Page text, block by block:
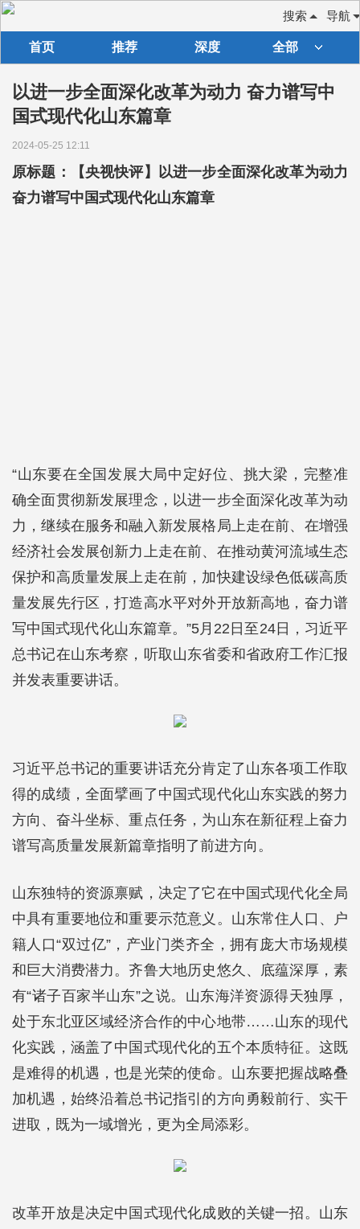
导航
搜索
首页 推荐 深度 全部
以进一步全面深化改革为动力 奋力谱写中
国式现代化山东篇章
2024-05-25 12:11
原标题：【央视快评】以进一步全面深化改革为动力
奋力谱写中国式现代化山东篇章
“山东要在全国发展大局中定好位、挑大梁，完整准
确全面贯彻新发展理念，以进一步全面深化改革为动
力，继续在服务和融入新发展格局上走在前、在增强
经济社会发展创新力上走在前、在推动黄河流域生态
保护和高质量发展上走在前，加快建设绿色低碳高质
量发展先行区，打造高水平对外开放新高地，奋力谱
写中国式现代化山东篇章。”5月22日至24日，习近平
总书记在山东考察，听取山东省委和省政府工作汇报
并发表重要讲话。
习近平总书记的重要讲话充分肯定了山东各项工作取
得的成绩，全面擘画了中国式现代化山东实践的努力
方向、奋斗坐标、重点任务，为山东在新征程上奋力
谱写高质量发展新篇章指明了前进方向。
山东独特的资源禀赋，决定了它在中国式现代化全局
中具有重要地位和重要示范意义。山东常住人口、户
籍人口“双过亿”，产业门类齐全，拥有庞大市场规模
和巨大消费潜力。齐鲁大地历史悠久、底蕴深厚，素
有“诸子百家半山东”之说。山东海洋资源得天独厚，
处于东北亚区域经济合作的中心地带……山东的现代
化实践，涵盖了中国式现代化的五个本质特征。这既
是难得的机遇，也是光荣的使命。山东要把握战略叠
加机遇，始终沿着总书记指引的方向勇毅前行、实干
进取，既为一域增光，更为全局添彩。
改革开放是决定中国式现代化成败的关键一招。山东